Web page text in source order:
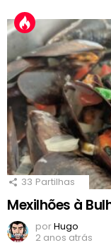
33 Partilhas
Mexilhões à
porHugo
2 anos atrás